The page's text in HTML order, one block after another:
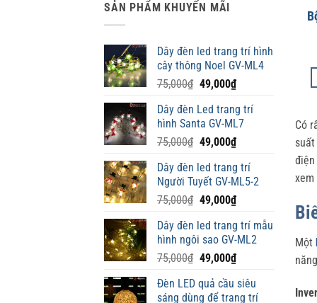
SẢN PHẨM KHUYẾN MÃI
Dây đèn led trang trí hình
cây thông Noel GV-ML4
75,000₫ Giá
là:
75,000₫.
49,000₫Giá
tại
là:
49,000₫.
Dây đèn Led trang trí
hình Santa GV-ML7
75,000₫ Giá
là:
75,000₫.
49,000₫Giá
tại
là:
49,000₫.
Dây đèn led trang trí
Người Tuyết GV-ML5-2
75,000₫ Giá
là:
75,000₫.
49,000₫Giá
tại
là:
49,000₫.
Dây đèn led trang trí mẫu
hình ngôi sao GV-ML2
75,000₫ Giá
là:
49,000₫Giá
tại
Đèn LED quả cầu siêu
sáng dùng để trang trí
Có
Một